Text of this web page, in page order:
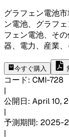
グラフェン電池
ン電池、グラフ
フェン電池、そ
器、電力、産業
今すぐ購入
コード: CMI-728
|
公開日: April 10,
|
予測期間: 2025-
|